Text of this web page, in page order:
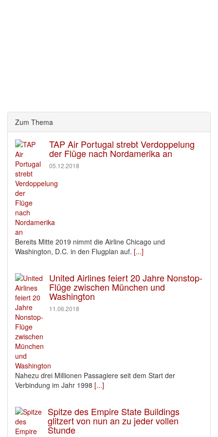
Zum Thema
TAP Air Portugal strebt Verdoppelung
der Flüge nach Nordamerika an
05.12.2018
Bereits Mitte 2019 nimmt die Airline Chicago und
Washington, D.C. in den Flugplan auf. [...]
United Airlines feiert 20 Jahre Nonstop-
Flüge zwischen München und
Washington
11.06.2018
Nahezu drei Millionen Passagiere seit dem Start der
Verbindung im Jahr 1998 [...]
Spitze des Empire State Buildings
glitzert von nun an zu jeder vollen
Stunde